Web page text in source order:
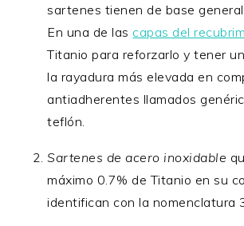
sartenes tienen de base
En una de las capas del
Titanio para reforzarlo y tener
la rayadura más elevada en
antiadherentes llamados
teflón.
Sartenes de acero inoxidable
máximo 0.7% de Titanio en su
identifican con la nomenclatura